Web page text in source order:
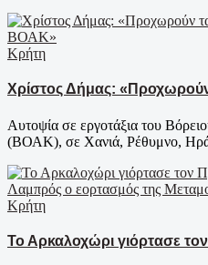
Κρήτη
Χρίστος Δήμας:
Αυτοψία σε εργοτάξια του
(ΒΟΑΚ), σε Χανιά, Ρέθυμνο,
Κρήτη
Το Αρκαλοχώρι γιόρτασε